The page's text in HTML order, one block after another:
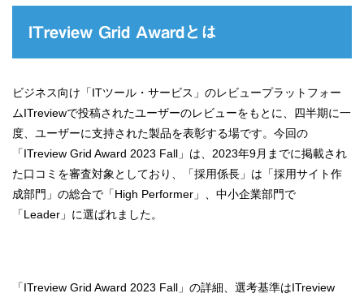
ITreview Grid Awardとは
ビジネス向け「ITツール・サービス」のレビュープラットフォー
ムITreviewで投稿されたユーザーのレビューをもとに、四半期に一
度、ユーザーに支持された製品を表彰する場です。今回の
「ITreview Grid Award 2023 Fall」は、2023年9月までに掲載され
た口コミを審査対象としており、「採用係長」は「採用サイト作
成部門」の総合で「High Performer」、中小企業部門で
「Leader」に選ばれました。
「ITreview Grid Award 2023 Fall」の詳細、選考基準はITreview